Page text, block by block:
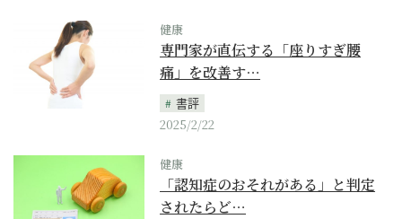
健康
専門家が直伝する「座りすぎ腰
痛」を改善す…
書評
2025/2/22
健康
「認知症のおそれがある」と判定
されたらど…